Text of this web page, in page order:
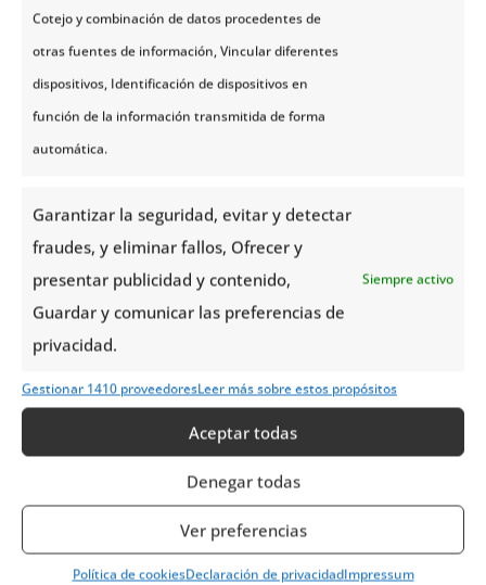
Cotejo y combinación de datos procedentes de
otras fuentes de información, Vincular diferentes
dispositivos, Identificación de dispositivos en
función de la información transmitida de forma
automática.
Garantizar la seguridad, evitar y detectar
fraudes, y eliminar fallos, Ofrecer y
presentar publicidad y contenido,
Guardar y comunicar las preferencias de
privacidad.
Siempre activo
Gestionar 1410 proveedoresLeer más sobre estos propósitos
Aceptar todas
Denegar todas
Ver preferencias
Política de cookiesDeclaración de privacidadImpressum
Día 2 | VUELO OSLO – ALTA, ÁREA DE
CABO NORTE
Día 3 | Degustación del
Cangrejo Real y Regreso a Alta
Día 4 | Flåm – Bergen: mirador
de Stegastein y el tren de Flåm
Día 5 | Inmersión en la cultura
Día 6 | Vuelo Alta – Oslo